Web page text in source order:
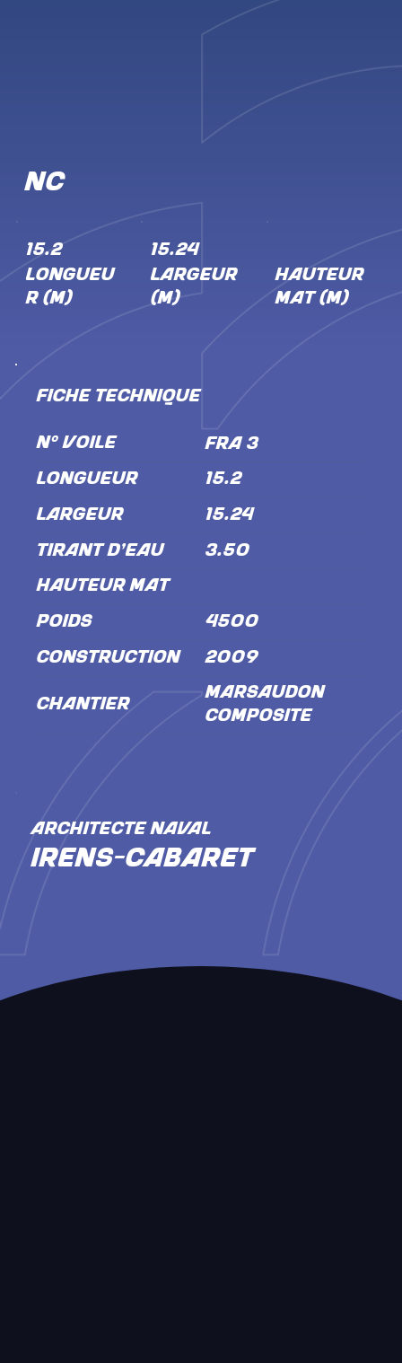
FICHE TECHNIQUE
POIDS 4500
CONSTRUCTION 2009
CHANTIER
Marsaudon
Composite
HAUTEUR MÂT
TIRANT D'EAU 3.50
LARGEUR 15.24
LONGUEUR 15.2
N° VOILE FRA 3
ARCHITECTE NAVAL
Irens-Cabaret
HAUTEUR
MÂT (M)
15.2
LONGUEU
R (M)
15.24
LARGEUR
(M)
NC